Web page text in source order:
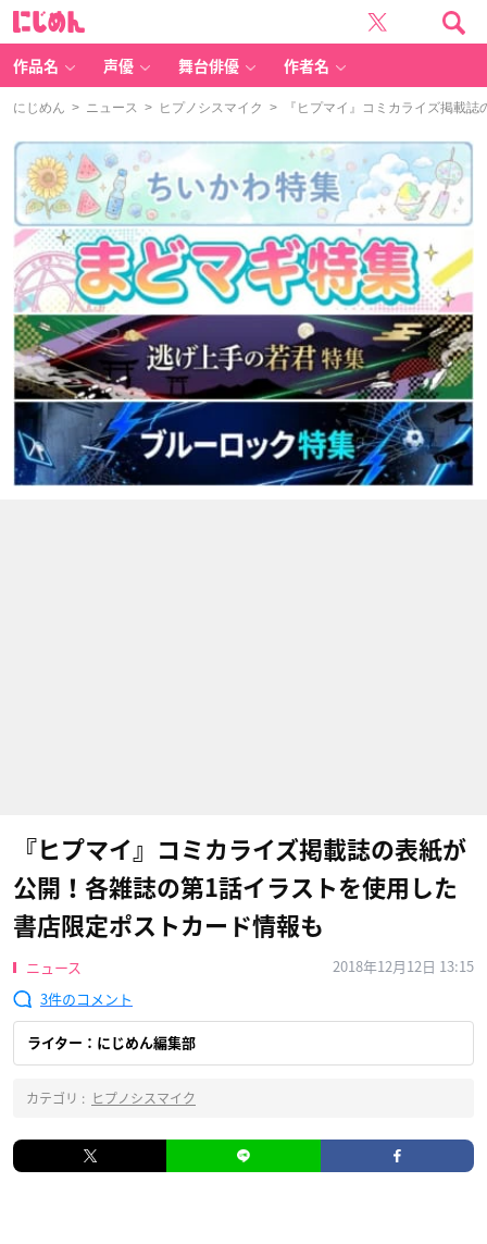
作品名 声優 舞台俳優 作者名
にじめん > ニュース > ヒプノシスマイク > 『ヒプマイ』コミカライズ掲載誌
『ヒプマイ』コミカライズ掲載誌の表紙が
公開！各雑誌の第1話イラストを使用した
書店限定ポストカード情報も
ニュース
2018年12月12日 13:15
3
ライター：にじめん編集部
カテゴリ : ヒプノシスマイク